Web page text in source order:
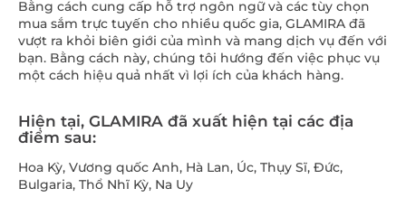
Bằng cách cung cấp hỗ trợ ngôn ngữ và các tùy chọn
mua sắm trực tuyến cho nhiều quốc gia, GLAMIRA đã
vượt ra khỏi biên giới của mình và mang dịch vụ đến với
bạn. Bằng cách này, chúng tôi hướng đến việc phục vụ
một cách hiệu quả nhất vì lợi ích của khách hàng.
Hiện tại, GLAMIRA đã xuất hiện tại các địa
điểm sau:
Hoa Kỳ, Vương quốc Anh, Hà Lan, Úc, Thụy Sĩ, Đức,
Bulgaria, Thổ Nhĩ Kỳ, Na Uy